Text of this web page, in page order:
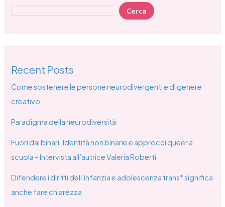
Cerca
Recent Posts
Come sostenere le persone neurodivergenti e di genere
creativo
Paradigma della neurodiversità
Fuori dai binari. Identità non binarie e approcci queer a
scuola – Intervista all’autrice Valeria Roberti
Difendere i diritti dell’infanzia e adolescenza trans* significa
anche fare chiarezza